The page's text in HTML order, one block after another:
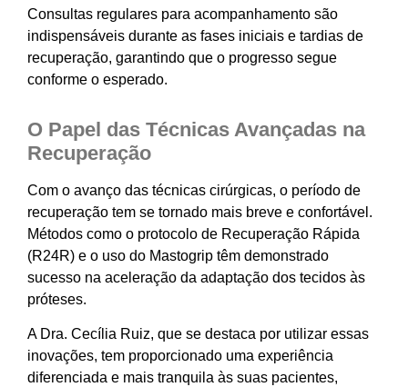
Consultas regulares para acompanhamento são
indispensáveis durante as fases iniciais e tardias de
recuperação, garantindo que o progresso segue
conforme o esperado.
O Papel das Técnicas Avançadas na
Recuperação
Com o avanço das técnicas cirúrgicas, o período de
recuperação tem se tornado mais breve e confortável.
Métodos como o protocolo de Recuperação Rápida
(R24R) e o uso do Mastogrip têm demonstrado
sucesso na aceleração da adaptação dos tecidos às
próteses.
A Dra. Cecília Ruiz, que se destaca por utilizar essas
inovações, tem proporcionado uma experiência
diferenciada e mais tranquila às suas pacientes,